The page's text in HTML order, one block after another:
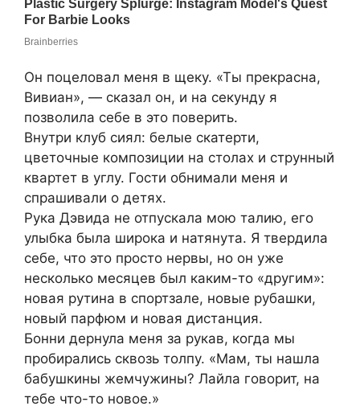
Он поцеловал меня в щеку. «Ты прекрасна,
Вивиан», — сказал он, и на секунду я
позволила себе в это поверить.
Внутри клуб сиял: белые скатерти,
цветочные композиции на столах и струнный
квартет в углу. Гости обнимали меня и
спрашивали о детях.
Рука Дэвида не отпускала мою талию, его
улыбка была широка и натянута. Я твердила
себе, что это просто нервы, но он уже
несколько месяцев был каким-то «другим»:
новая рутина в спортзале, новые рубашки,
новый парфюм и новая дистанция.
Бонни дернула меня за рукав, когда мы
пробирались сквозь толпу. «Мам, ты нашла
бабушкины жемчужины? Лайла говорит, на
тебе что-то новое.»